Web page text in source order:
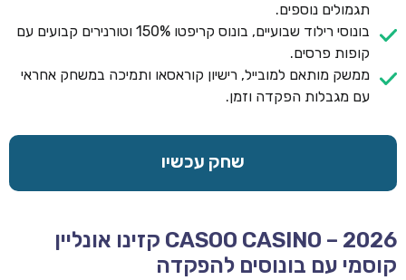
תגמולים נוספים.
בונוסי רילוד שבועיים, בונוס קריפטו 150% וטורנירים קבועים עם
קופות פרסים.
ממשק מותאם למובייל, רישיון קוראסאו ותמיכה במשחק אחראי
עם מגבלות הפקדה וזמן.
שחק עכשיו
CASOO CASINO – 2026 קזינו אונליין
קוסמי עם בונוסים להפקדה